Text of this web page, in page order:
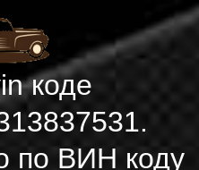
коде
по ВИН коду